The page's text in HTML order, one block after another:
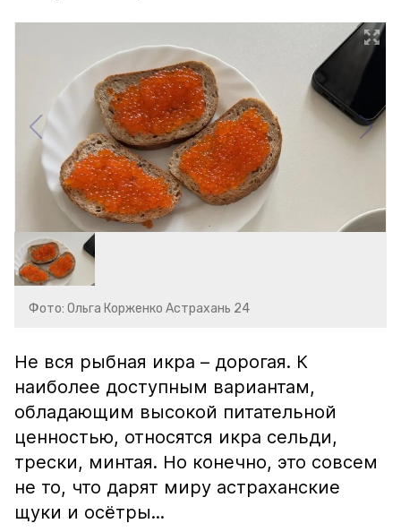
Фото: Ольга Корженко Астрахань 24
Не вся рыбная икра – дорогая. К
наиболее доступным вариантам,
обладающим высокой питательной
ценностью, относятся икра сельди,
трески, минтая. Но конечно, это совсем
не то, что дарят миру астраханские
щуки и осётры...